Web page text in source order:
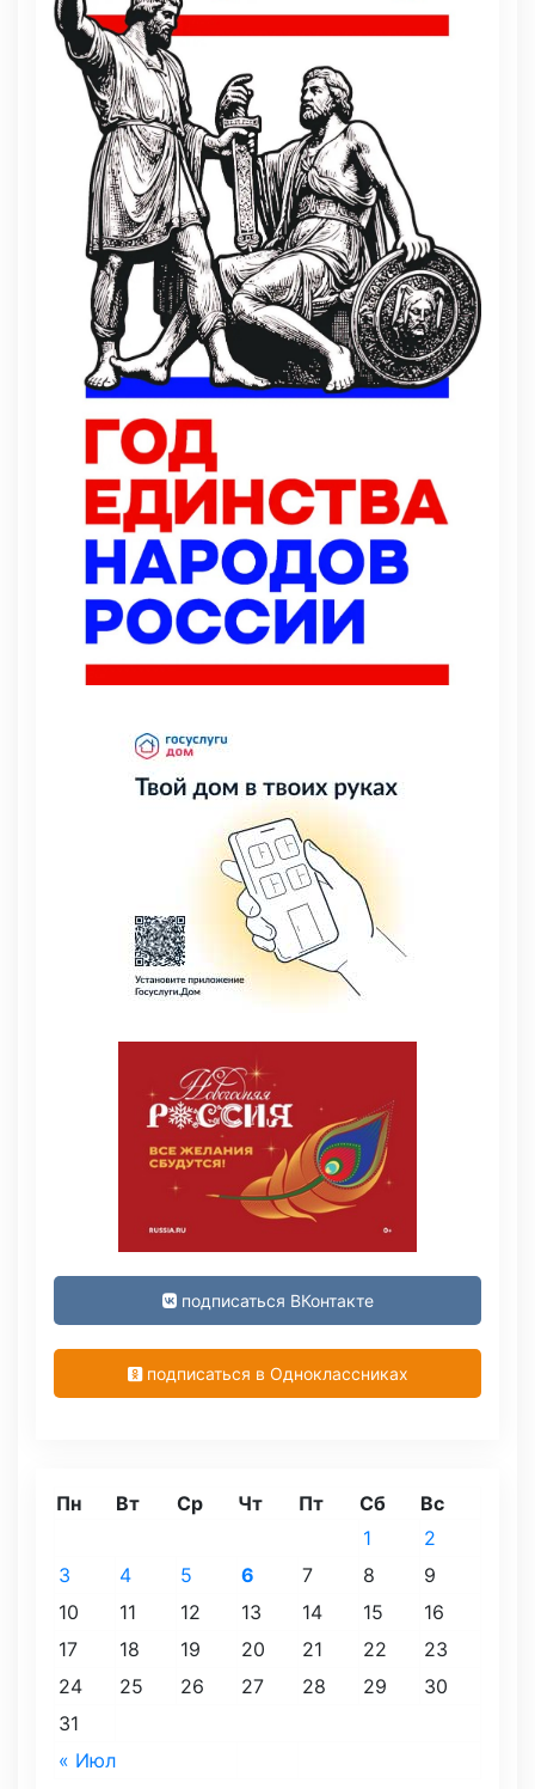
подписаться ВКонтакте
подписаться в Одноклассниках
Пн Вт Ср Чт Пт Сб Вс
« Июл
1
2
3
4 5 6 7 8
9
10
11 12 13 14 15
16
17
18 19 20 21 22
23
24
25 26 27 28 29
30
31